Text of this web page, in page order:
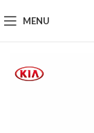
MENU